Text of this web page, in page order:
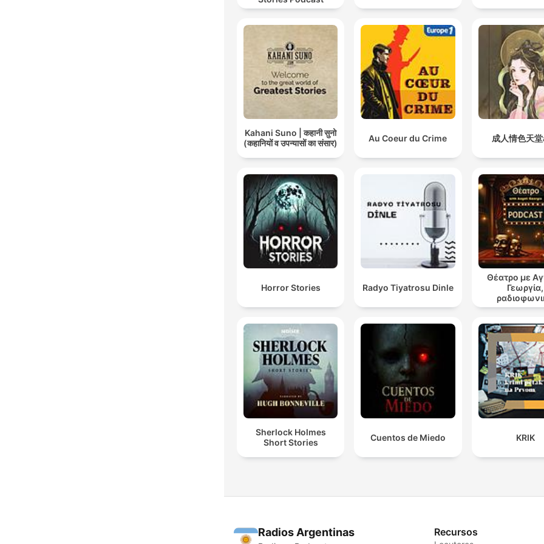
Kahani Suno | कहानी सुनो
(कहानियों व उपन्यासों का संसार)
Au Coeur du Crime 成人情色天
Horror Stories Radyo Tiyatrosu Dinle
Θέατρο με
Γεωργία,
θεατρικά
Sherlock Holmes
Short Stories
Cuentos de Miedo KRIK
Radios Argentinas Recursos